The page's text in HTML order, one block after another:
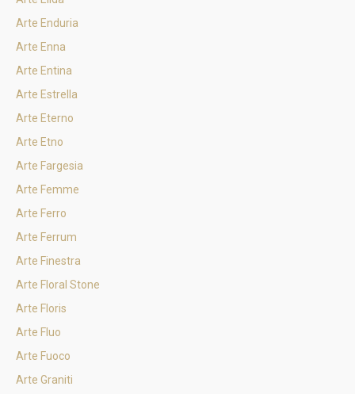
Arte Enduria
Arte Enna
Arte Entina
Arte Estrella
Arte Eterno
Arte Etno
Arte Fargesia
Arte Femme
Arte Ferro
Arte Ferrum
Arte Finestra
Arte Floral Stone
Arte Floris
Arte Fluo
Arte Fuoco
Arte Graniti